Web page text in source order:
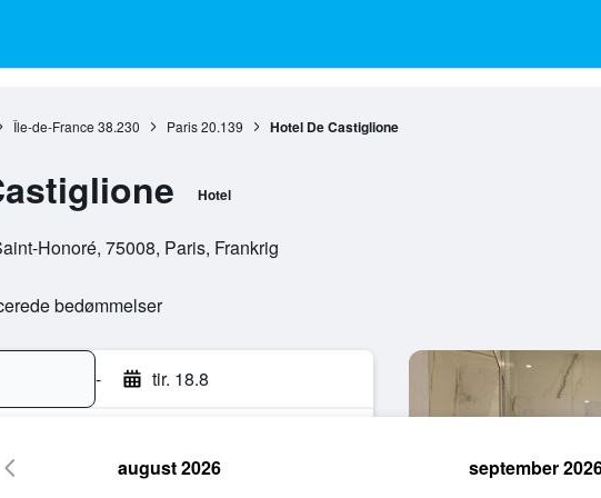
Île-de-France 38.230 Paris 20.139 Hotel De Castiglione
Hotel
Honoré, 75008, Paris, Frankrig
bedømmelser
- tir. 18.8
august 2026 september